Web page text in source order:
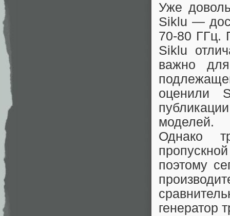
Уже
Siklu —
70-80 ГГц.
Siklu
важно
оценили
моделей.
Однако
поэтому
генератор